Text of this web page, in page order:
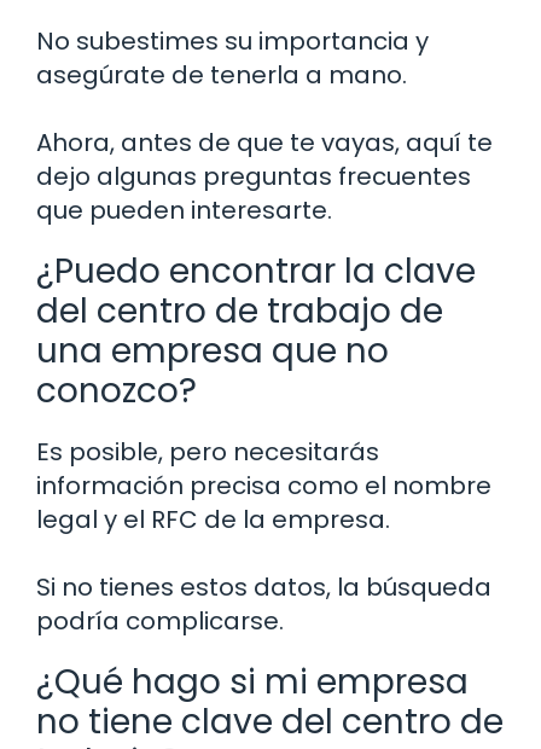
No subestimes su importancia y
asegúrate de tenerla a mano.
Ahora, antes de que te vayas, aquí te
dejo algunas preguntas frecuentes
que pueden interesarte.
¿Puedo encontrar la clave
del centro de trabajo de
una empresa que no
conozco?
Es posible, pero necesitarás
información precisa como el nombre
legal y el RFC de la empresa.
Si no tienes estos datos, la búsqueda
podría complicarse.
¿Qué hago si mi empresa
no tiene clave del centro de